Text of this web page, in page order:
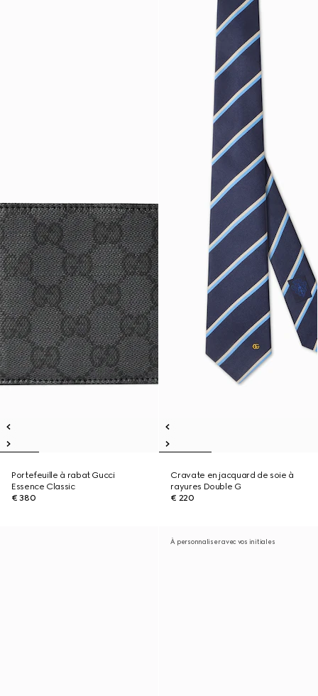
Portefeuille à rabat Gucci
Essence Classic
€ 380
Cravate en jacquard de soie à
rayures Double G
€ 220
À personnaliser avec vos initiales